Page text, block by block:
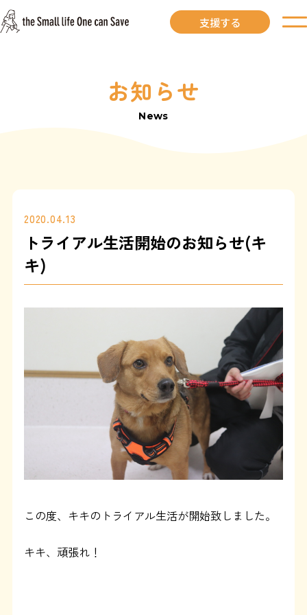
お知らせ
よくある質問
SHOP
ブログ
協賛企業について
支援する
お知らせ
News
2020.04.13
トライアル生活開始のお知らせ(キ
キ)
この度、キキのトライアル生活が開始致しました。
キキ、頑張れ！